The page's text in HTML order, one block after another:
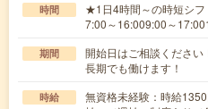
時間
★1日4時間～の時短シフ
7:00～16:009:00～
期間
開始日はご相談くださ
長期でも働けます！
時給
無資格未経験：時給